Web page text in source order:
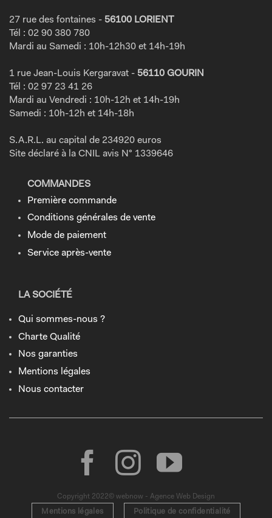
27 rue des fontaines - 56100 LORIENT
Tél : 02 90 380 780
Mardi au Samedi : 10h-12h30 et 14h-19h
1 rue Jean-Louis Kergaravat - 56110 GOURIN
Tél : 02 97 23 41 26
Mardi au Vendredi : 10h-12h et 14h-19h
Samedi : 10h-12h et 14h-18h
S.A.R.L. au capital de 234920 euros
Site déclaré à la CNIL avis N° 1339646
COMMANDES
Première commande
Conditions générales de vente
Mode de paiement
Service après-vente
LA SOCIÉTÉ
Qui sommes-nous ?
Charte Qualité
Nos garanties
Mentions légales
Nous contacter
Copyright 2022© webnow - Agence Web Design
Mentions légales Politique de confidentialité